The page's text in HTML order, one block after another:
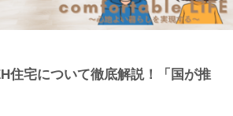
住宅について徹底解説！「国が推